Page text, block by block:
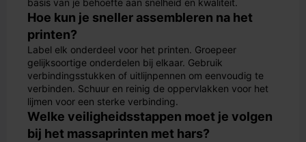
basis van je behoefte aan snelheid en kwaliteit.
Hoe kun je sneller assembleren na het
printen?
Label elk onderdeel voor het printen. Groepeer
gelijksoortige onderdelen bij elkaar. Gebruik
verbindingsstukken of uitlijnpennen om eenvoudig te
verbinden. Schuur en reinig de oppervlakken voor het
lijmen voor een sterke verbinding.
Welke veiligheidsstappen moet je volgen
bij het massaprinten met hars?